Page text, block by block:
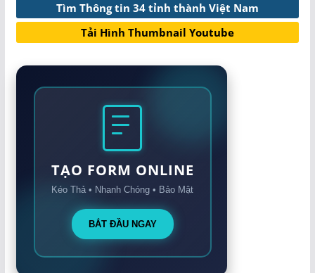
Tìm Thông tin 34 tỉnh thành Việt Nam
Tải Hình Thumbnail Youtube
TẠO FORM ONLINE
Kéo Thả • Nhanh Chóng • Bảo Mật
BẮT ĐẦU NGAY